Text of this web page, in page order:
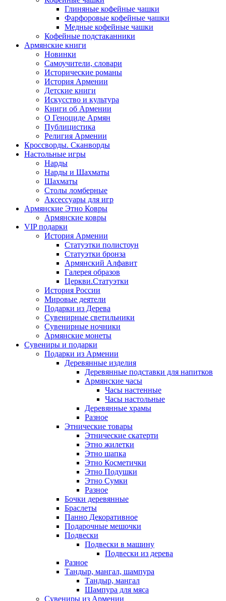
Глиняные кофейные чашки
Фарфоровые кофейные чашки
Медные кофейные чашки
Кофейные подстаканники
Армянские книги
Новинки
Самоучители, словари
Исторические романы
История Армении
Детские книги
Иcкусство и культура
Книги об Армении
О Геноциде Армян
Публицистика
Религия Армении
Кроссворды. Сканворды
Настольные игры
Нарды
Нарды и Шахматы
Шахматы
Столы ломберные
Аксессуары для игр
Армянские Этно Ковры
Армянские ковры
VIP подарки
История Армении
Статуэтки полистоун
Статуэтки бронза
Армянский Алфавит
Галерея образов
Церкви.Статуэтки
История России
Мировые деятели
Подарки из Дерева
Сувенирные светильники
Сувенирные ночники
Армянские монеты
Сувениры и подарки
Подарки из Армении
Деревянные изделия
Деревянные подставки для напитков
Армянские часы
Часы настенные
Часы настольные
Деревянные храмы
Разное
Этнические товары
Этнические скатерти
Этно жилетки
Этно шапка
Этно Косметички
Этно Подушки
Этно Сумки
Разное
Бочки деревянные
Браслеты
Панно Декоративное
Подарочные мешочки
Подвески
Подвески в машину
Подвески из дерева
Разное
Тандыр, мангал, шампура
Тандыр, мангал
Шампура для мяса
Сувениры из Армении